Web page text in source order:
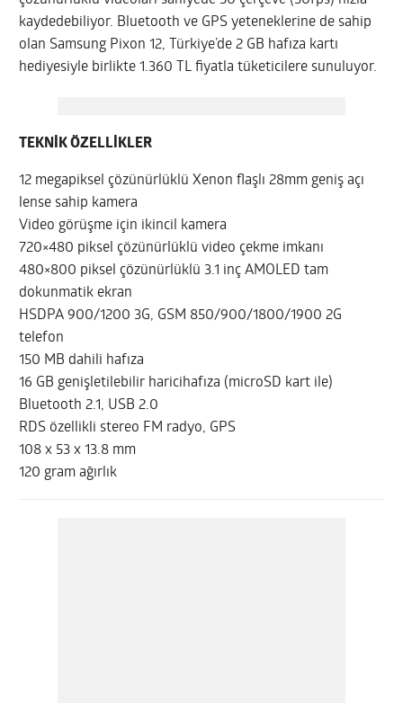
kaydedebiliyor. Bluetooth ve GPS yeteneklerine de sahip
olan Samsung Pixon 12, Türkiye’de 2 GB hafıza kartı
hediyesiyle birlikte 1.360 TL fiyatla tüketicilere sunuluyor.
TEKNİK ÖZELLİKLER
12 megapiksel çözünürlüklü Xenon flaşlı 28mm geniş açı
lense sahip kamera
Video görüşme için ikincil kamera
720×480 piksel çözünürlüklü video çekme imkanı
480×800 piksel çözünürlüklü 3.1 inç AMOLED tam
dokunmatik ekran
HSDPA 900/1200 3G, GSM 850/900/1800/1900 2G
telefon
150 MB dahili hafıza
16 GB genişletilebilir haricihafıza (microSD kart ile)
Bluetooth 2.1, USB 2.0
RDS özellikli stereo FM radyo, GPS
108 x 53 x 13.8 mm
120 gram ağırlık